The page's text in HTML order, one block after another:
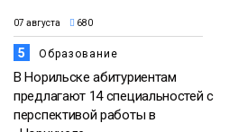
07 августа 680
5 Образование
В Норильске абитуриентам
предлагают 14 специальностей с
перспективой работы в